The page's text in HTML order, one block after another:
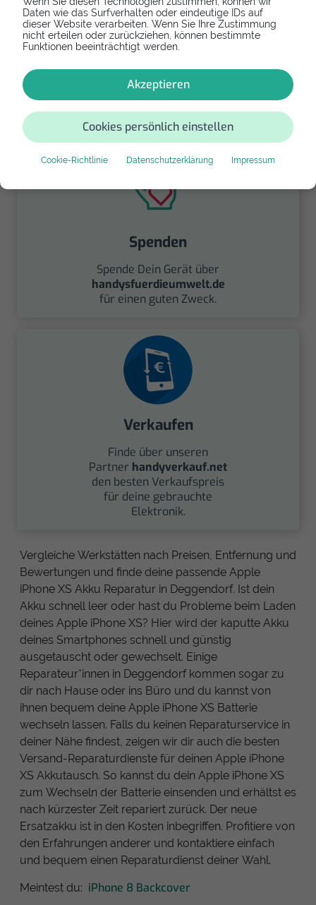
Daten wie das Surfverhalten oder eindeutige IDs auf
dieser Website verarbeiten. Wenn Sie Ihre Zustimmung
nicht erteilen oder zurückziehen, können bestimmte
Funktionen beeinträchtigt werden.
Akzeptieren
Cookies persönlich einstellen
Cookie-Richtlinie Datenschutzerklärung Impressum
Refurbishtes/Neues Apple iPhone XS
Falls Dein Apple iPhone XS zu kaputt ist und Du
als Ersatz ein gebrauchtes Modell derselben
Reihe.
174,18 €
Spenden
Spende Dein Gerät über
handysfuerdieumwelt.de
für einen guten Zweck.
Verkaufen
Finde über unseren
Partner handyverkauf.net
den besten Verkaufspreis
für deine gebrauchte
Elektronik.
Vergleiche Werkstätten nach Preisen, Entfernung und
Bewertungen und finde deine passende Apple
iPhone XS Akku Reparatur in Deggendorf. Ist dein
Akku schnell leer oder hast du Probleme beim Laden
deines Apple iPhone XS? Hier wird der kaputte Akku
deines Smartphones schnell und günstig
ausgetauscht oder gewechselt. Einige
Reparateur*innen in Deggendorf kommen sogar zu
dir nach Hause oder ins Büro und du kannst von
ihnen bequem deine Apple iPhone XS Batterie
wechseln lassen. Falls du keinen Reparaturservice in
deiner Nähe findest, zeigen wir dir auch die besten
Versand-Reparaturdienste für deinen Apple iPhone
XS Akkutausch. So kannst du dein Apple iPhone XS
zum Wechseln der Batterie einsenden und erhältst es
nach kürzester Zeit repariert zurück. Der neue
Ersatzakku ist in den Kosten inbegriffen. Profitiere von
den Erfahrungen anderer und kontaktiere einfach
und bequem einen Reparaturdienst deiner Wahl.
Meintest du: iPhone 8 Backcover